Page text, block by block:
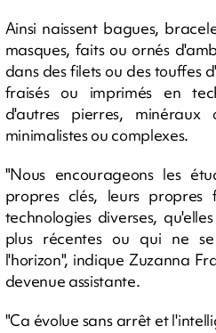
Ainsi naissent bagues,
masques, faits ou ornés
dans des filets ou des touffes
fraisés ou imprimés en
d'autres pierres, minéraux
minimalistes ou complexes.
"Nous encourageons les
propres clés, leurs propres
technologies diverses,
plus récentes ou qui ne
l'horizon", indique Zuzanna
devenue assistante.
"Ca évolue sans arrêt et